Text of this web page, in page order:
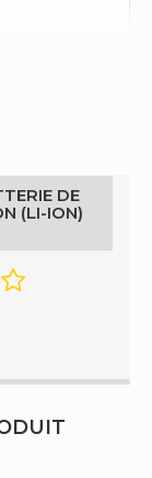
DE
(LI-ION)